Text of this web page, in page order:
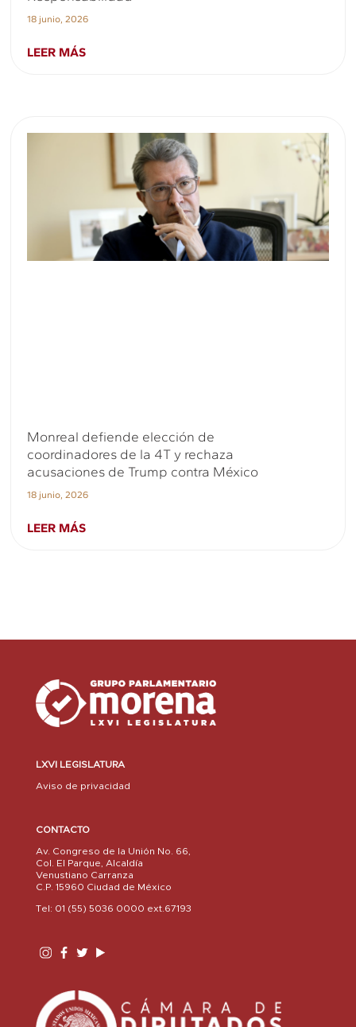
18 junio, 2026
LEER MÁS
Monreal defiende elección de
coordinadores de la 4T y rechaza
acusaciones de Trump contra México
18 junio, 2026
LEER MÁS
LXVI LEGISLATURA
Aviso de privacidad
CONTACTO
Av. Congreso de la Unión No. 66,
Col. El Parque, Alcaldía
Venustiano Carranza
C.P. 15960 Ciudad de México
Tel: 01 (55) 5036 0000 ext.67193